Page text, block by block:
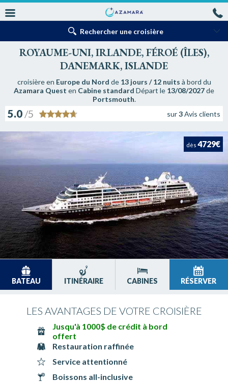
Rechercher une croisière
ROYAUME-UNI, IRLANDE, FÉROÉ (ÎLES),
DANEMARK, ISLANDE
croisière en Europe du Nord de 13 jours / 12 nuits à bord du
Azamara Quest en Cabine standard Départ le 13/08/2027de
Portsmouth.
5.0 /5 sur3Avis clients
dès 4729€
BATEAU ITINÉRAIRE CABINES RÉSERVER
LES AVANTAGES DE VOTRE CROISIÈRE
Jusqu'à 1000$ de crédit à bord
offert
Restauration raffinée
Service attentionné
Boissons all-inclusive